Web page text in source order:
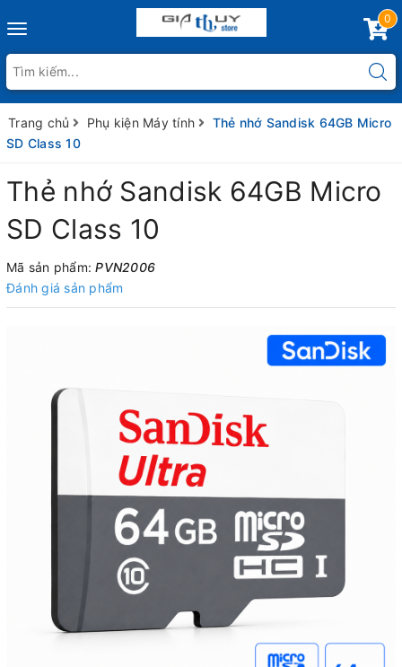
Toggle
0
Trang chủ Phụ kiện Máy tính
Thẻ nhớ Sandisk 64GB Micro
SD Class 10
Thẻ nhớ Sandisk 64GB Micro
SD Class 10
Mã sản phẩm:PVN2006
Đánh giá sản phẩm